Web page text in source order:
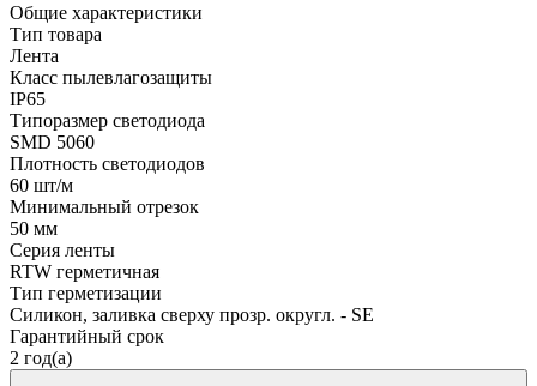
Общие характеристики
Тип товара
Лента
Класс пылевлагозащиты
IP65
Типоразмер светодиода
SMD 5060
Плотность светодиодов
60 шт/м
Минимальный отрезок
50 мм
Серия ленты
RTW герметичная
Тип герметизации
Силикон, заливка сверху прозр. округл. - SE
Гарантийный срок
2 год(а)